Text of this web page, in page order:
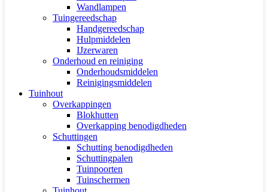
Wandlampen
Tuingereedschap
Handgereedschap
Hulpmiddelen
IJzerwaren
Onderhoud en reiniging
Onderhoudsmiddelen
Reinigingsmiddelen
Tuinhout
Overkappingen
Blokhutten
Overkapping benodigdheden
Schuttingen
Schutting benodigdheden
Schuttingpalen
Tuinpoorten
Tuinschermen